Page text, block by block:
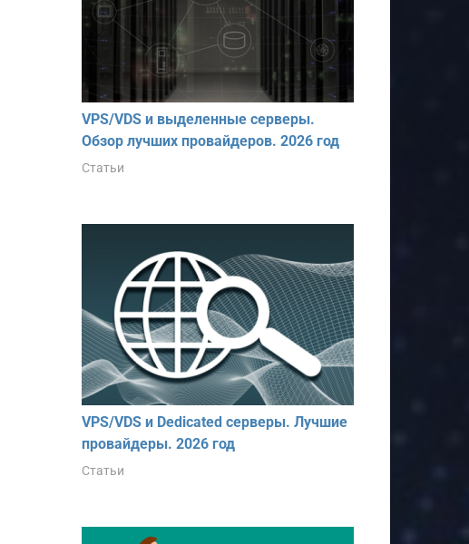
VPS/VDS и выделенные серверы.
Обзор лучших провайдеров. 2026 год
Статьи
VPS/VDS и Dedicated серверы. Лучшие
провайдеры. 2026 год
Статьи